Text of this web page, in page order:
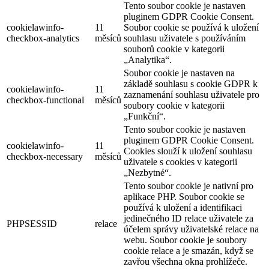
cookielawinfo-
checkbox-analytics
11
měsíců
Tento soubor cookie je nastaven
pluginem GDPR Cookie Consent.
Soubor cookie se používá k uložení
souhlasu uživatele s používáním
souborů cookie v kategorii
„Analytika“.
cookielawinfo-
checkbox-functional
11
měsíců
Soubor cookie je nastaven na
základě souhlasu s cookie GDPR k
zaznamenání souhlasu uživatele pro
soubory cookie v kategorii
„Funkční“.
cookielawinfo-
checkbox-necessary
11
měsíců
Tento soubor cookie je nastaven
pluginem GDPR Cookie Consent.
Cookies slouží k uložení souhlasu
uživatele s cookies v kategorii
„Nezbytné“.
PHPSESSID relace
Tento soubor cookie je nativní pro
aplikace PHP. Soubor cookie se
používá k uložení a identifikaci
jedinečného ID relace uživatele za
účelem správy uživatelské relace na
webu. Soubor cookie je soubory
cookie relace a je smazán, když se
zavřou všechna okna prohlížeče.